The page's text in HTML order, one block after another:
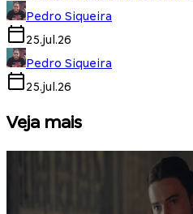
Pedro Siqueira
25.jul.26
Pedro Siqueira
25.jul.26
Veja mais